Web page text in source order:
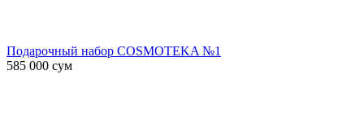
Подарочный набор COSMOTEKA №1
585 000 сум